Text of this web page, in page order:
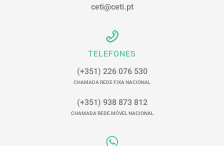
ceti@ceti.pt
TELEFONES
(+351) 226 076 530
CHAMADA REDE FIXA NACIONAL
(+351) 938 873 812
CHAMADA REDE MÓVEL NACIONAL